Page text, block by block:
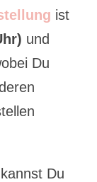
ist
und
Du
Du